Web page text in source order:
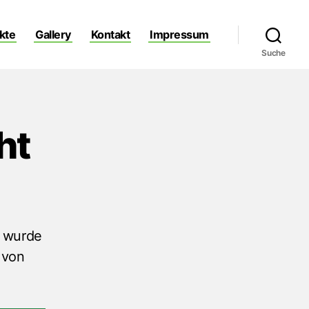
Gallery Kontakt Impressum
Suche